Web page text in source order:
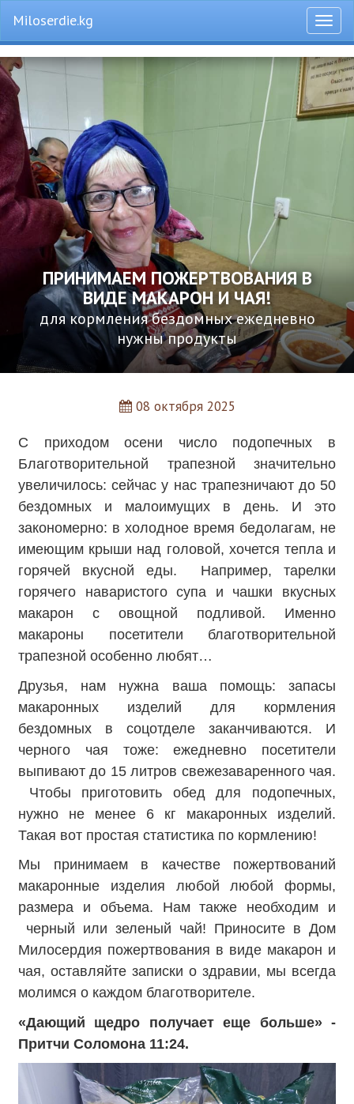
меню
Miloserdie.kg
ПРИНИМАЕМ ПОЖЕРТВОВАНИЯ В
ВИДЕ МАКАРОН И ЧАЯ!
для кормления бездомных ежедневно
нужны продукты
08 октября 2025
С приходом осени число подопечных в
Благотворительной трапезной значительно
увеличилось: сейчас у нас трапезничают до 50
бездомных и малоимущих в день. И это
закономерно: в холодное время бедолагам, не
имеющим крыши над головой, хочется тепла и
горячей вкусной еды. Например, тарелки
горячего наваристого супа и чашки вкусных
макарон с овощной подливой. Именно
макароны посетители благотворительной
трапезной особенно любят…
Друзья, нам нужна ваша помощь: запасы
макаронных изделий для кормления
бездомных в соцотделе заканчиваются. И
черного чая тоже: ежедневно посетители
выпивают до 15 литров свежезаваренного чая.
Чтобы приготовить обед для подопечных,
нужно не менее 6 кг макаронных изделий.
Такая вот простая статистика по кормлению!
Мы принимаем в качестве пожертвований
макаронные изделия любой любой формы,
размера и объема. Нам также необходим и
черный или зеленый чай! Приносите в Дом
Милосердия пожертвования в виде макарон и
чая, оставляйте записки о здравии, мы всегда
молимся о каждом благотворителе.
«Дающий щедро получает еще больше» -
Притчи Соломона 11:24.